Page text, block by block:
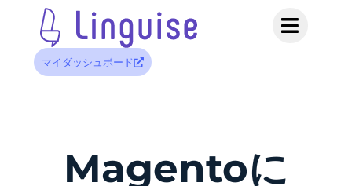
マイダッシュボード
Magentoに